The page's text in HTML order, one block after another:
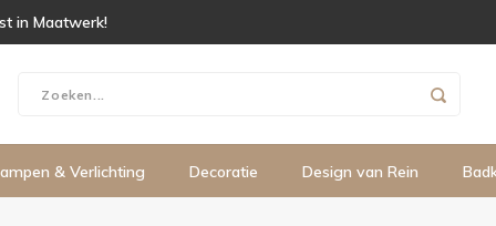
in Maatwerk!
& Verlichting Decoratie Design van Rein